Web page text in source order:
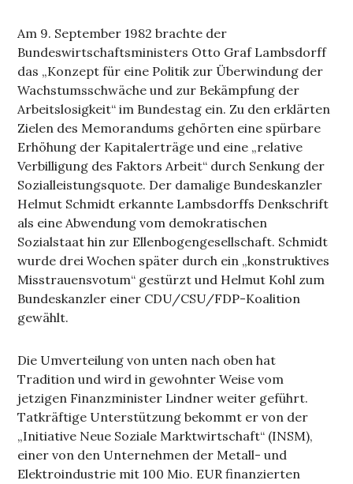
Am 9. September 1982 brachte der
Bundeswirtschaftsministers Otto Graf Lambsdorff
das „Konzept für eine Politik zur Überwindung der
Wachstumsschwäche und zur Bekämpfung der
Arbeitslosigkeit“ im Bundestag ein. Zu den erklärten
Zielen des Memorandums gehörten eine spürbare
Erhöhung der Kapitalerträge und eine „relative
Verbilligung des Faktors Arbeit“ durch Senkung der
Sozialleistungsquote. Der damalige Bundeskanzler
Helmut Schmidt erkannte Lambsdorffs Denkschrift
als eine Abwendung vom demokratischen
Sozialstaat hin zur Ellenbogengesellschaft. Schmidt
wurde drei Wochen später durch ein „konstruktives
Misstrauensvotum“ gestürzt und Helmut Kohl zum
Bundeskanzler einer CDU/CSU/FDP-Koalition
gewählt.
Die Umverteilung von unten nach oben hat
Tradition und wird in gewohnter Weise vom
jetzigen Finanzminister Lindner weiter geführt.
Tatkräftige Unterstützung bekommt er von der
„Initiative Neue Soziale Marktwirtschaft“ (INSM),
einer von den Unternehmen der Metall- und
Elektroindustrie mit 100 Mio. EUR finanzierten